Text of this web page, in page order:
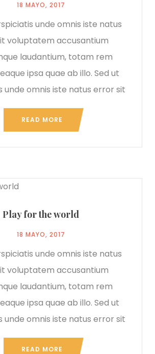
18 MAYO, 2017
unde omnis iste natus
voluptatem accusantium
laudantium, totam rem
ipsa quae ab illo. Sed ut
unde omnis iste natus error sit
READ MORE
Play for the world
18 MAYO, 2017
unde omnis iste natus
voluptatem accusantium
laudantium, totam rem
ipsa quae ab illo. Sed ut
unde omnis iste natus error sit
READ MORE